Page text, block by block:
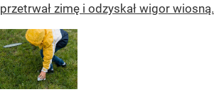
przetrwał zimę i odzyskał wigor wiosną.